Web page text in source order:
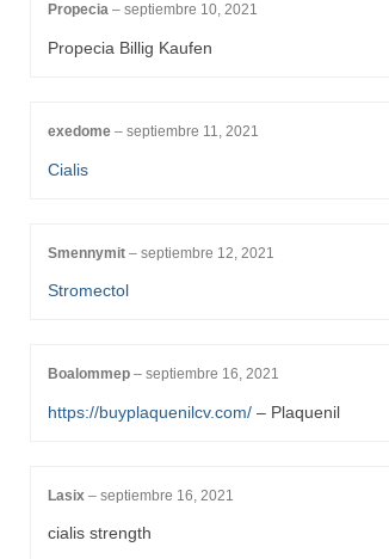
Propecia – septiembre 10, 2021
Propecia Billig Kaufen
exedome – septiembre 11, 2021
Cialis
Smennymit – septiembre 12, 2021
Stromectol
Boalommep – septiembre 16, 2021
https://buyplaquenilcv.com/ – Plaquenil
Lasix – septiembre 16, 2021
cialis strength